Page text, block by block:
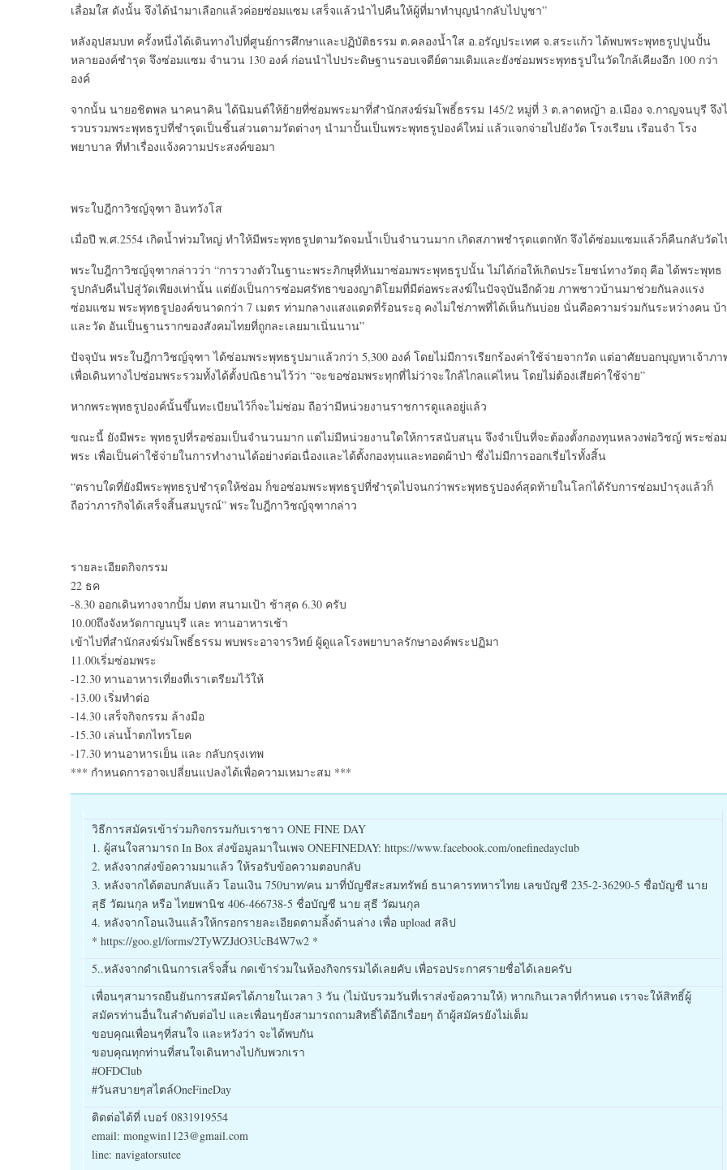
เลื่อมใส ดังนั้น จึงได้นำมาเลือกแล้วค่อยซ่อมแซม เสร็จแล้วนำไปคืนให้ผู้ที่มาทำบุญนำกลับไปบูชา”
หลังอุปสมบท ครั้งหนึ่งได้เดินทางไปที่ศูนย์การศึกษาและปฏิบัติธรรม ต.คลองน้ำใส อ.อรัญประเทศ จ.สระแก้ว ได้พบพระพุทธรูปปูนปั้น
หลายองค์ชำรุด จึงซ่อมแซม จำนวน 130 องค์ ก่อนนำไปประดิษฐานรอบเจดีย์ตามเดิมและยังซ่อมพระพุทธรูปในวัดใกล้เคียงอีก 100 กว่า
องค์
จากนั้น นายอชิตพล นาคนาคิน ได้นิมนต์ให้ย้ายที่ซ่อมพระมาที่สำนักสงฆ์ร่มโพธิ์ธรรม 145/2 หมู่ที่ 3 ต.ลาดหญ้า อ.เมือง จ.กาญจนบุรี จึง
รวบรวมพระพุทธรูปที่ชำรุดเป็นชิ้นส่วนตามวัดต่างๆ นำมาปั้นเป็นพระพุทธรูปองค์ใหม่ แล้วแจกจ่ายไปยังวัด โรงเรียน เรือนจำ โรง
พยาบาล ที่ทำเรื่องแจ้งความประสงค์ขอมา
พระใบฎีกาวิชญ์จุฑา อินทวังโส
เมื่อปี พ.ศ.2554 เกิดน้ำท่วมใหญ่ ทำให้มีพระพุทธรูปตามวัดจมน้ำเป็นจำนวนมาก เกิดสภาพชำรุดแตกหัก จึงได้ซ่อมแซมแล้วก็คืนกลับวัดไ
พระใบฎีกาวิชญ์จุฑากล่าวว่า “การวางตัวในฐานะพระภิกษุที่หันมาซ่อมพระพุทธรูปนั้น ไม่ได้ก่อให้เกิดประโยชน์ทางวัตถุ คือ ได้พระพุทธ
รูปกลับคืนไปสู่วัดเพียงเท่านั้น แต่ยังเป็นการซ่อมศรัทธาของญาติโยมที่มีต่อพระสงฆ์ในปัจจุบันอีกด้วย ภาพชาวบ้านมาช่วยกันลงแรง
ซ่อมแซม พระพุทธรูปองค์ขนาดกว่า 7 เมตร ท่ามกลางแสงแดดที่ร้อนระอุ คงไม่ใช่ภาพที่ได้เห็นกันบ่อย นั่นคือความร่วมกันระหว่างคน บ้
และวัด อันเป็นฐานรากของสังคมไทยที่ถูกละเลยมาเนิ่นนาน”
ปัจจุบัน พระใบฎีกาวิชญ์จุฑา ได้ซ่อมพระพุทธรูปมาแล้วกว่า 5,300 องค์ โดยไม่มีการเรียกร้องค่าใช้จ่ายจากวัด แต่อาศัยบอกบุญหาเจ้าภา
เพื่อเดินทางไปซ่อมพระรวมทั้งได้ตั้งปณิธานไว้ว่า “จะขอซ่อมพระทุกที่ไม่ว่าจะใกล้ไกลแค่ไหน โดยไม่ต้องเสียค่าใช้จ่าย”
หากพระพุทธรูปองค์นั้นขึ้นทะเบียนไว้ก็จะไม่ซ่อม ถือว่ามีหน่วยงานราชการดูแลอยู่แล้ว
ขณะนี้ ยังมีพระ พุทธรูปที่รอซ่อมเป็นจำนวนมาก แต่ไม่มีหน่วยงานใดให้การสนับสนุน จึงจำเป็นที่จะต้องตั้งกองทุนหลวงพ่อวิชญ์ พระซ่อม
พระ เพื่อเป็นค่าใช้จ่ายในการทำงานได้อย่างต่อเนื่องและได้ตั้งกองทุนและทอดผ้าป่า ซึ่งไม่มีการออกเรี่ยไรทั้งสิ้น
“ตราบใดที่ยังมีพระพุทธรูปชำรุดให้ซ่อม ก็ขอซ่อมพระพุทธรูปที่ชำรุดไปจนกว่าพระพุทธรูปองค์สุดท้ายในโลกได้รับการซ่อมบำรุงแล้วก็
ถือว่าภารกิจได้เสร็จสิ้นสมบูรณ์” พระใบฎีกาวิชญ์จุฑากล่าว
รายละเอียดกิจกรรม
22 ธค
-8.30 ออกเดินทางจากปั้ม ปตท สนามเป้า ช้าสุด 6.30 ครับ
10.00ถึงจังหวัดกาญนบุรี และ ทานอาหารเช้า
เข้าไปที่สำนักสงฆ์ร่มโพธิ์ธรรม พบพระอาจารวิทย์ ผู้ดูแลโรงพยาบาลรักษาองค์พระปฏิมา
11.00เริ่มซ่อมพระ
-12.30 ทานอาหารเที่ยงที่เราเตรียมไว้ให้
-13.00 เริ่มทำต่อ
-14.30 เสร็จกิจกรรม ล้างมือ
-15.30 เล่นน้ำตกไทรโยค
-17.30 ทานอาหารเย็น และ กลับกรุงเทพ
*** กำหนดการอาจเปลี่ยนแปลงได้เพื่อความเหมาะสม ***
วิธีการสมัครเข้าร่วมกิจกรรมกับเราชาว ONE FINE DAY
1. ผู้สนใจสามารถ In Box ส่งข้อมูลมาในเพจ ONEFINEDAY: https://www.facebook.com/onefinedayclub
2. หลังจากส่งข้อความมาแล้ว ให้รอรับข้อความตอบกลับ
3. หลังจากได้ตอบกลับแล้ว โอนเงิน 750บาท/คน มาที่บัญชีสะสมทรัพย์ ธนาคารทหารไทย เลขบัญชี 235-2-36290-5 ชื่อบัญชี นาย
สุธี วัฒนกุล หรือ ไทยพานิช 406-466738-5 ชื่อบัญชี นาย สุธี วัฒนกุล
4. หลังจากโอนเงินแล้วให้กรอกรายละเอียดตามลิ้งด้านล่าง เพื่อ upload สลิป
* https://goo.gl/forms/2TyWZJdO3UcB4W7w2 *
5..หลังจากดำเนินการเสร็จสิ้น กดเข้าร่วมในห้องกิจกรรมได้เลยคับ เพื่อรอประกาศรายชื่อได้เลยครับ
เพื่อนๆสามารถยืนยันการสมัครได้ภายในเวลา 3 วัน (ไม่นับรวมวันที่เราส่งข้อความให้) หากเกินเวลาที่กำหนด เราจะให้สิทธิ์ผู้
สมัครท่านอื่นในลำดับต่อไป และเพื่อนๆยังสามารถถามสิทธิ์ได้อีกเรื่อยๆ ถ้าผู้สมัครยังไม่เต็ม
ขอบคุณเพื่อนๆที่สนใจ และหวังว่า จะได้พบกัน
ขอบคุณทุกท่านที่สนใจเดินทางไปกับพวกเรา
#OFDClub
#วันสบายๆสไตล์OneFineDay
ติดต่อได้ที่ เบอร์ 0831919554
email: mongwin1123@gmail.com
line: navigatorsutee